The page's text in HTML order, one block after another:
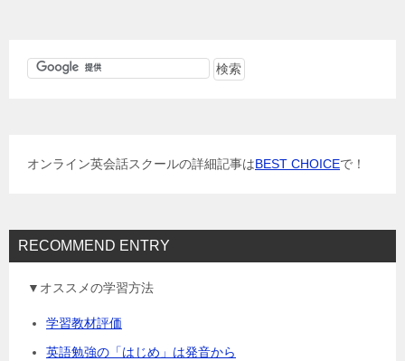
オンライン英会話スクールの詳細記事はBEST CHOICEで！
RECOMMEND ENTRY
▼オススメの学習方法
学習教材評価
英語勉強の「はじめ」は発音から